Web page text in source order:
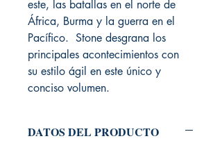
este, las batallas en el norte de
África, Burma y la guerra en el
Pacífico. Stone desgrana los
principales acontecimientos con
su estilo ágil en este único y
conciso volumen.
DATOS DEL PRODUCTO